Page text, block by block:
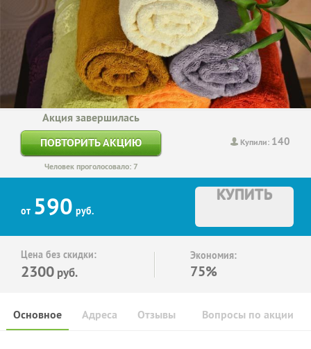
Купили: 140
Акция завершилась
ПОВТОРИТЬ АКЦИЮ
Человек проголосовало: 7
от 590 руб.
КУПИТЬ
Цена без скидки:
2300 руб.
Экономия:
75%
Основное Отзывы Вопросы по акции
Адреса